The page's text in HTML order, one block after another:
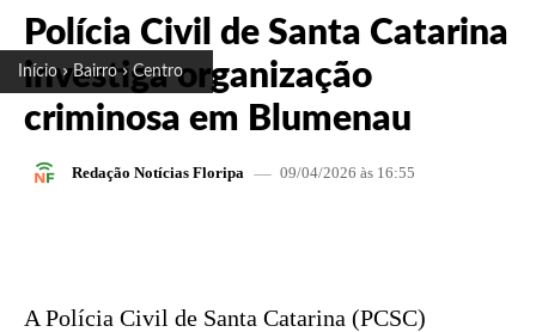
Início Bairro Centro
Polícia Civil de Santa Catarina
investiga organização
criminosa em Blumenau
Redação Notícias Floripa 09/04/2026 às 16:55
A Polícia Civil de Santa Catarina (PCSC)